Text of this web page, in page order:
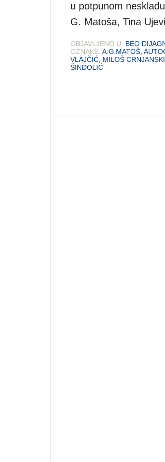
u potpunom
G. Matoša, Tina
OBJAVLJENO U: BEO
OZNAKE: A.G.MATOŠ,
VLAJČIĆ, MILOŠ CRNJANSKI
ŠINDOLIĆ